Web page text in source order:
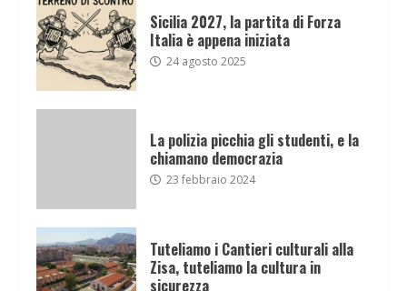
Sicilia 2027, la partita di Forza
Italia è appena iniziata
24 agosto 2025
La polizia picchia gli studenti, e la
chiamano democrazia
23 febbraio 2024
Tuteliamo i Cantieri culturali alla
Zisa, tuteliamo la cultura in
sicurezza